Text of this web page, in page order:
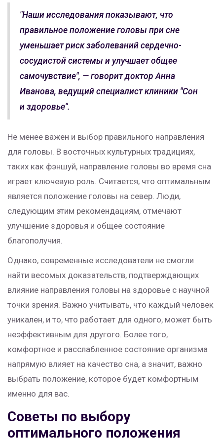
"Наши исследования показывают, что
правильное положение головы при сне
уменьшает риск заболеваний сердечно-
сосудистой системы и улучшает общее
самочувствие", — говорит доктор Анна
Иванова, ведущий специалист клиники "Сон
и здоровье".
Не менее важен и выбор правильного направления
для головы. В восточных культурных традициях,
таких как фэншуй, направление головы во время сна
играет ключевую роль. Считается, что оптимальным
является положение головы на север. Люди,
следующим этим рекомендациям, отмечают
улучшение здоровья и общее состояние
благополучия.
Однако, современные исследователи не смогли
найти весомых доказательств, подтверждающих
влияние направления головы на здоровье с научной
точки зрения. Важно учитывать, что каждый человек
уникален, и то, что работает для одного, может быть
неэффективным для другого. Более того,
комфортное и расслабленное состояние организма
напрямую влияет на качество сна, а значит, важно
выбрать положение, которое будет комфортным
именно для вас.
Советы по выбору
оптимального положения